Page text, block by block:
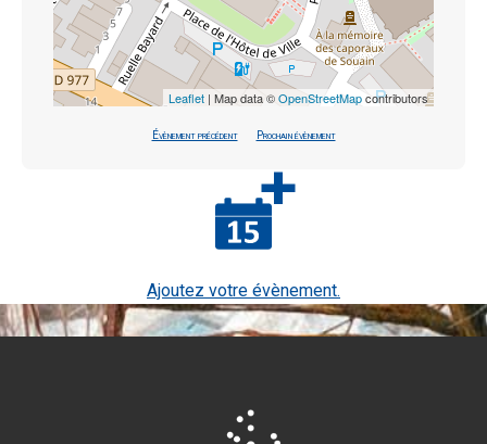
Leaflet| Map data ©OpenStreetMapcontributors
Évènement précédent Prochain évènement
Ajoutez votre évènement.